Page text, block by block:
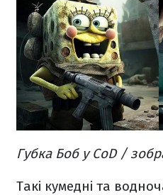
Губка Боб у CoD /
Такі кумедні та